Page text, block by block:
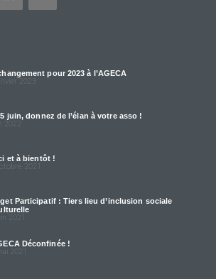
pour 2023 à l’AGECA
2023
juin, donnez de l’élan à votre asso !
2022
et à bientôt !
2021
Participatif : Tiers lieu d’inclusion sociale
2021
Déconfinée !
2021